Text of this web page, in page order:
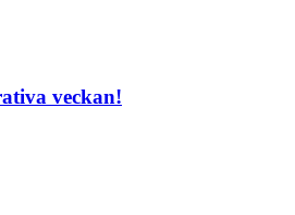
veckan!